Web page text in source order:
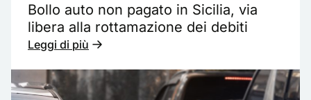
Bollo auto non pagato in Sicilia, via
libera alla rottamazione dei debiti
Leggi di più